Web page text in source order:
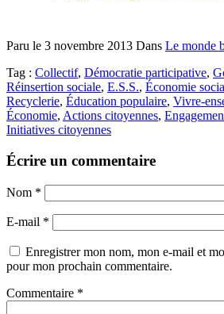
Paru le 3 novembre 2013 Dans Le monde
Tag : Collectif, Démocratie participative,
Réinsertion sociale, E.S.S., Économie
Recyclerie, Éducation populaire, Vivre-
Économie, Actions citoyennes,
Initiatives citoyennes
Écrire un commentaire
Nom *
E-mail *
Enregistrer mon nom, mon e-mail et
pour mon prochain commentaire.
Commentaire *